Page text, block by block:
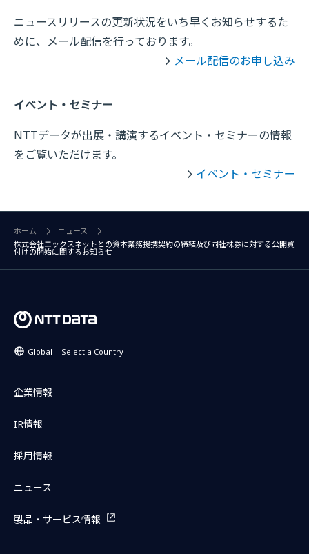
ニュースリリースの更新状況をいち早くお知らせするた
めに、メール配信を行っております。
メール配信のお申し込み
イベント・セミナー
NTTデータが出展・講演するイベント・セミナーの情報
をご覧いただけます。
イベント・セミナー
ホーム
ニュース
株式会社エックスネットとの資本業務提携契約の締結及び同社株券に対する公開買
付けの開始に関するお知らせ
Global Select a Country
企業情報
IR情報
採用情報
ニュース
製品・サービス情報